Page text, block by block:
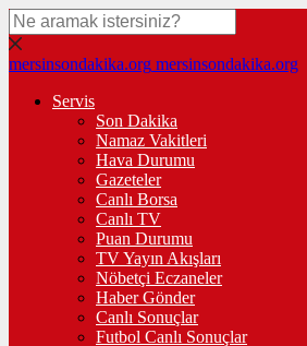
mersinsondakika.org mersinsondakika.org
Servis
Son Dakika
Namaz Vakitleri
Hava Durumu
Gazeteler
Canlı Borsa
Canlı TV
Puan Durumu
TV Yayın Akışları
Nöbetçi Eczaneler
Haber Gönder
Canlı Sonuçlar
Futbol Canlı Sonuçlar